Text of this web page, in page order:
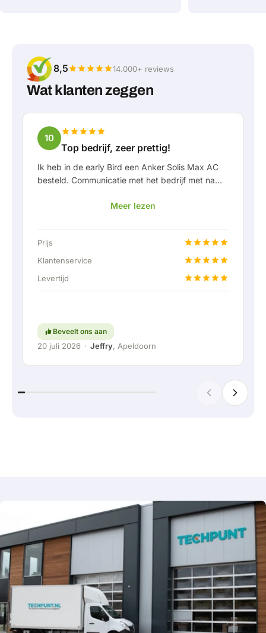
8,5 14.000+ reviews
Wat klanten zeggen
10
Top bedrijf, zeer prettig!
Ik heb in de early Bird een Anker Solis Max AC
besteld. Communicatie met het bedrijf met name
werd ik goed op de hoogte gehouden van
afspraak van levering werd er zelfs een gratis
een vaste aansluiting aangeboden om de thuis
accu doormiddel van een vaste verbinding aan
Kortom; een erg fijn bedrijf waar service en
Meer lezen
Prijs
Klantenservice
Levertijd
Beveelt ons aan
20 juli 2026 · Jeffry, Apeldoorn